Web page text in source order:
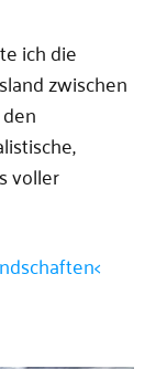
ich die
zwischen
voller